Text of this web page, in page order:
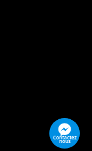
Contactez
nous